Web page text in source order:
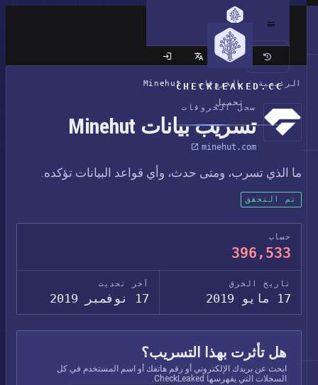
CHECKLEAKED.CC
تحميل
الموقع الكلاسيكي
الرئيسية / الخروقات /
Minehut
سجل الخروقات
تسريب بيانات Minehut
minehut.com
ما الذي تسرب، ومتى حدث، وأي قواعد البيانات تؤكده.
تم التحقق
حساب
396,533
تاريخ الخرق
17 مايو 2019
آخر تحديث
17 نوفمبر 2019
هل تأثرت بهذا التسريب؟
ابحث عن بريدك الإلكتروني أو رقم هاتفك أو اسم المستخدم في كل
السجلات التي يفهرسها CheckLeaked.